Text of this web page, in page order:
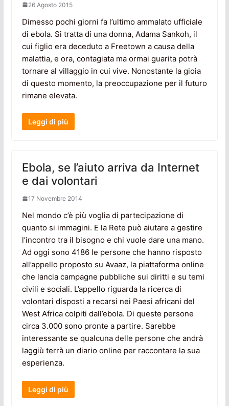
26 Agosto 2015
Dimesso pochi giorni fa l’ultimo ammalato ufficiale
di ebola. Si tratta di una donna, Adama Sankoh, il
cui figlio era deceduto a Freetown a causa della
malattia, e ora, contagiata ma ormai guarita potrà
tornare al villaggio in cui vive. Nonostante la gioia
di questo momento, la preoccupazione per il futuro
rimane elevata.
Leggi di più
Ebola, se l’aiuto arriva da Internet
e dai volontari
17 Novembre 2014
Nel mondo c’è più voglia di partecipazione di
quanto si immagini. E la Rete può aiutare a gestire
l’incontro tra il bisogno e chi vuole dare una mano.
Ad oggi sono 4186 le persone che hanno risposto
all’appello proposto su Avaaz, la piattaforma online
che lancia campagne pubbliche sui diritti e su temi
civili e sociali. L’appello riguarda la ricerca di
volontari disposti a recarsi nei Paesi africani del
West Africa colpiti dall’ebola. Di queste persone
circa 3.000 sono pronte a partire. Sarebbe
interessante se qualcuna delle persone che andrà
laggiù terrà un diario online per raccontare la sua
esperienza.
Leggi di più